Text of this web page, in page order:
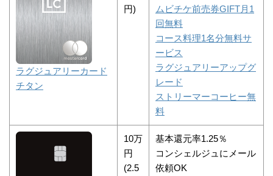
ラグジュアリーカード
チタン
円)
ムビチケ前売券GIFT月1
回無料
コース料理1名分無料サ
ービス
ラグジュアリーアップグ
レード
ストリーマーコーヒー無
料
10万
円
(2.5
基本還元率1.25％
コンシェルジュにメール
依頼OK